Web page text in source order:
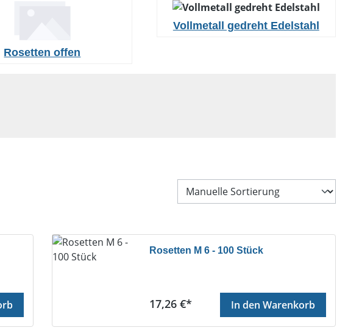
Rosetten offen
Vollmetall gedreht Edelstahl
Rosetten M 6 - 100 Stück
Regulärer Preis:
17,26 €* In den Warenkorb